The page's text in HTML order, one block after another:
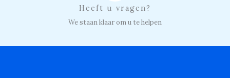
Heeft u vragen?
We staan klaar om u te helpen